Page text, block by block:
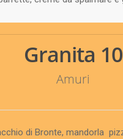
Granita 10
Amuri
di Bronte, mandorla